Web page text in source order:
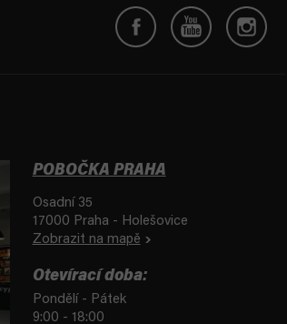
POBOČKA PRAHA
Osadní 35
17000 Praha - Holešovice
Zobrazit na mapě
Otevírací doba:
Pondělí - Pátek
9:00 - 18:00